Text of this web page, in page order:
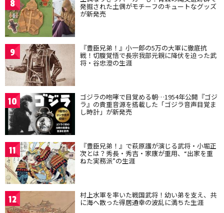
8 発掘された土偶がモチーフのキュートなグッズ
が新発売
9 『豊臣兄弟！』小一郎の5万の大軍に徹底抗
戦！切腹覚悟で長宗我部元親に降伏を迫った武
将・谷忠澄の生涯
10 ゴジラの咆哮で目覚める朝…1954年公開『ゴジ
ラ』の貴重音源を搭載した「ゴジラ音声目覚ま
し時計」が新発売
11 『豊臣兄弟！』で萩原護が演じる武将・小堀正
次とは？秀長・秀吉・家康が重用、“出家を重
ねた実務派”の生涯
12 村上水軍を率いた戦国武将！幼い弟を支え、共
に海へ散った得居通幸の波乱に満ちた生涯